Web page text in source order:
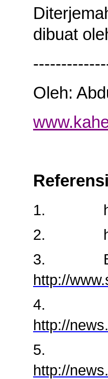
dibuat
Oleh:
Referensi
1.
2.
3.
http://
4.
http://
5.
http://